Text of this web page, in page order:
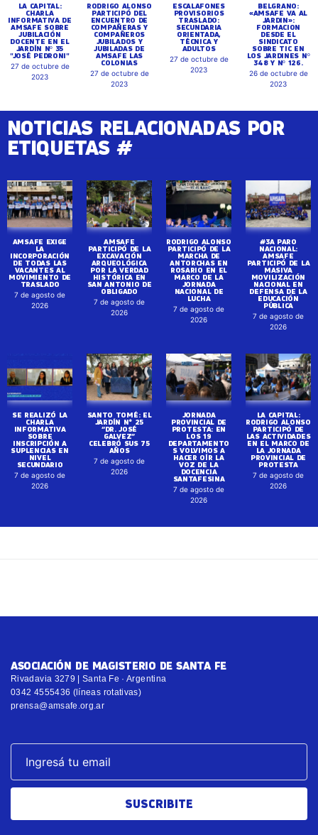
LA CAPITAL:
CHARLA
INFORMATIVA DE
AMSAFE SOBRE
JUBILACIÓN
DOCENTE EN EL
JARDÍN Nº 35
"JOSÉ PEDRONI"
27 de octubre de
2023
RODRIGO ALONSO
PARTICIPÓ DEL
ENCUENTRO DE
COMPAÑERAS Y
COMPAÑEROS
JUBILADOS Y
JUBILADAS DE
AMSAFE LAS
COLONIAS
27 de octubre de
2023
ESCALAFONES
PROVISORIOS
TRASLADO:
SECUNDARIA
ORIENTADA,
TÉCNICA Y
ADULTOS
27 de octubre de
2023
BELGRANO:
«AMSAFE VA AL
JARDIN»:
FORMACION
DESDE EL
SINDICATO
SOBRE TIC EN
LOS JARDINES Nº
348 Y Nº 126.
26 de octubre de
2023
NOTICIAS RELACIONADAS POR
ETIQUETAS #
AMSAFE EXIGE
LA
INCORPORACIÓN
DE TODAS LAS
VACANTES AL
MOVIMIENTO DE
TRASLADO
7 de agosto de
2026
AMSAFE
PARTICIPÓ DE LA
EXCAVACIÓN
ARQUEOLÓGICA
POR LA VERDAD
HISTÓRICA EN
SAN ANTONIO DE
OBLIGADO
7 de agosto de
2026
RODRIGO ALONSO
PARTICIPÓ DE LA
MARCHA DE
ANTORCHAS EN
ROSARIO EN EL
MARCO DE LA
JORNADA
NACIONAL DE
LUCHA
7 de agosto de
2026
#3A PARO
NACIONAL:
AMSAFE
PARTICIPÓ DE LA
MASIVA
MOVILIZACIÓN
NACIONAL EN
DEFENSA DE LA
EDUCACIÓN
PÚBLICA
7 de agosto de
2026
SE REALIZÓ LA
CHARLA
INFORMATIVA
SOBRE
INSCRIPCIÓN A
SUPLENCIAS EN
NIVEL
SECUNDARIO
7 de agosto de
2026
SANTO TOMÉ: EL
JARDÍN N° 25
“DR. JOSÉ
GALVEZ”
CELEBRÓ SUS 75
AÑOS
7 de agosto de
2026
JORNADA
PROVINCIAL DE
PROTESTA: EN
LOS 19
DEPARTAMENTO
S VOLVIMOS A
HACER OÍR LA
VOZ DE LA
DOCENCIA
SANTAFESINA
7 de agosto de
2026
LA CAPITAL:
RODRIGO ALONSO
PARTICIPÓ DE
LAS ACTIVIDADES
EN EL MARCO DE
LA JORNADA
PROVINCIAL DE
PROTESTA
7 de agosto de
2026
ASOCIACIÓN DE MAGISTERIO DE SANTA FE
Rivadavia 3279 | Santa Fe · Argentina
0342 4555436 (líneas rotativas)
prensa@amsafe.org.ar
SUSCRIBITE